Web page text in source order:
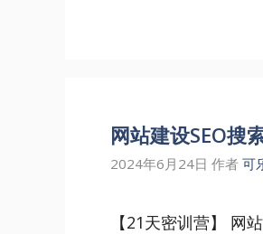
网站建设SEO搜
2024年6月24日 作者 可
【21天密训营】 网